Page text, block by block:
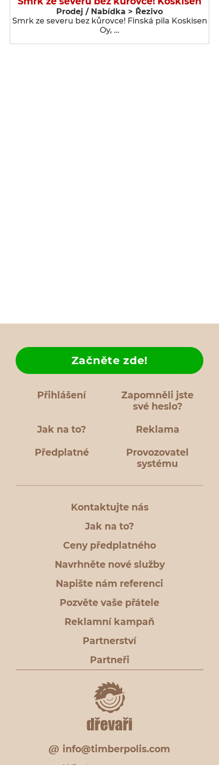
Prodej / Nabídka > Řezivo
Smrk ze severu bez kůrovce! Finská pila Koskisen
Oy, …
Přihlášení
Zapomněli jste
své heslo?
Jak na to?
Začněte zde!
Reklama
Předplatné
Provozovatel
systému
Kontaktujte nás
Jak na to?
Ceny předplatného
Navrhněte nové služby
Napište nám referenci
Pozvěte vaše přátele
Reklamní kampaň
Partnerství
Partneři
info@timberpolis.com